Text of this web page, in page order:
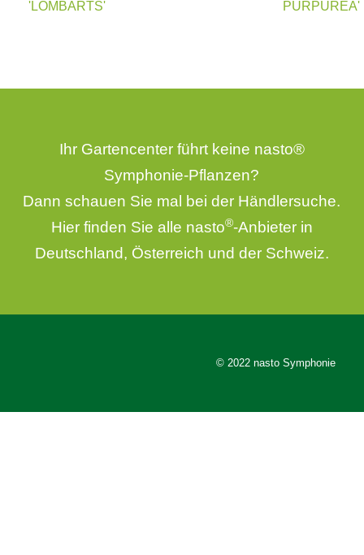
'LOMBARTS'
PURPUREA'
Ihr Gartencenter führt keine nasto®
Symphonie-Pflanzen?
Dann schauen Sie mal bei der Händlersuche.
Hier finden Sie alle nasto®-Anbieter in
Deutschland, Österreich und der Schweiz.
© 2022 nasto Symphonie